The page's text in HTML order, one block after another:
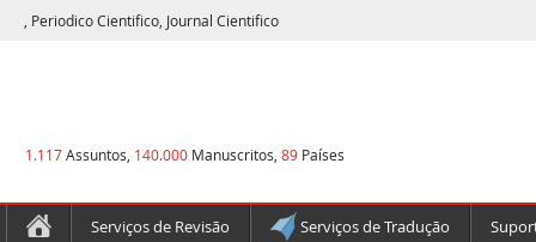
, Periodico Cientifico, Journal Cientifico
1.117Assuntos, 140.000 Manuscritos, 89 Países
Serviços de Revisão Serviços de Tradução